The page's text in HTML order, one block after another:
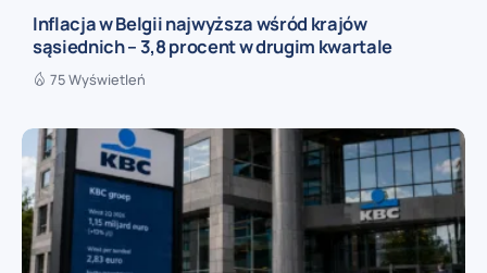
Inflacja w Belgii najwyższa wśród krajów
sąsiednich – 3,8 procent w drugim kwartale
75 Wyświetleń